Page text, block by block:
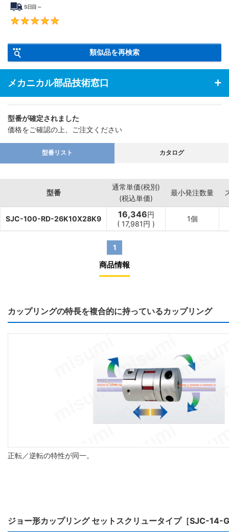
5日目～
類似品を再検索
メカニカル部品技術窓口
型番が確定されました
価格をご確認の上、ご注文ください
型番リスト カタログ
型番
通常単価(税別)
(税込単価)
最小発注数量
SJC-100-RD-26K10X28K9 16,346円
( 17,981円 )
1個
1
商品情報
カップリングの特長を複合的に持っているカップリング
正転／逆転の特性が同一。
ジョー形カップリング セットスクリュータイプ［SJC-14-